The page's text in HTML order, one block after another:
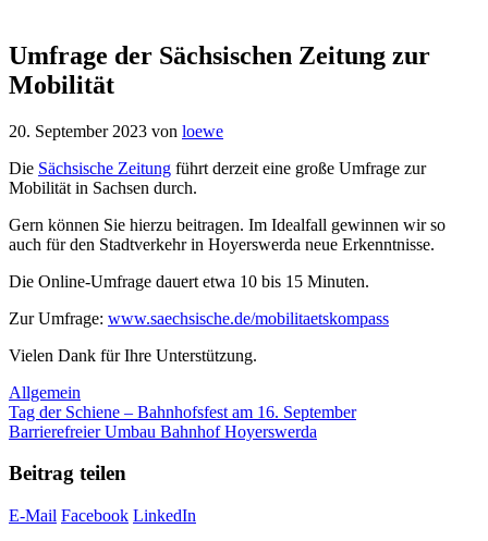
Umfrage der Sächsischen Zeitung zur
Mobilität
20. September 2023 von loewe
Die Sächsische Zeitung führt derzeit eine große Umfrage zur
Mobilität in Sachsen durch.
Gern können Sie hierzu beitragen. Im Idealfall gewinnen wir so
auch für den Stadtverkehr in Hoyerswerda neue Erkenntnisse.
Die Online-Umfrage dauert etwa 10 bis 15 Minuten.
Zur Umfrage: www.saechsische.de/mobilitaetskompass
Vielen Dank für Ihre Unterstützung.
Kategorien
Allgemein
Tag der Schiene – Bahnhofsfest am 16. September
Barrierefreier Umbau Bahnhof Hoyerswerda
Beitrag teilen
E-Mail Facebook LinkedIn